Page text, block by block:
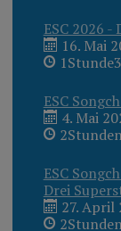
ESC 2026 -
16. Mai
ESC
4. Mai
ESC
Drei
27. April